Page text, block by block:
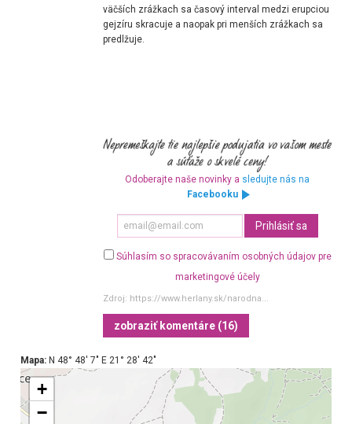
väčších zrážkach sa časový interval medzi erupciou
gejzíru skracuje a naopak pri menších zrážkach sa
predlžuje.
Odoberajte naše novinky a sledujte nás na
Facebooku
Súhlasím so spracovávaním osobných údajov pre
marketingové účely
Zdroj: https://www.herlany.sk/narodna...
zobraziť komentáre (16)
Mapa:N 48° 48′ 7″ E 21° 28′ 42″
+
−